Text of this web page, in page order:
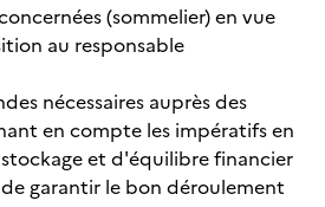
(sommelier) en vue
au responsable
nécessaires auprès des
en compte les impératifs en
et d'équilibre financier
garantir le bon déroulement